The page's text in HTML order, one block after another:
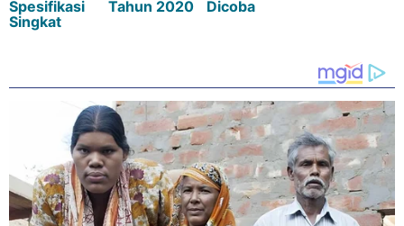
Spesifikasi
Singkat
Tahun 2020 Dicoba